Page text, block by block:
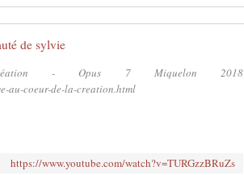
de sylvie
- Opus 7 Miquelon 2018
au-coeur-de-la-creation.html
https://www.youtube.com/watch?v=TURGzzBRuZs